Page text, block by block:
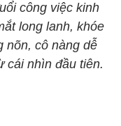
công việc kinh
long lanh, khóe
nõn, cô nàng dễ
cái nhìn đầu tiên.